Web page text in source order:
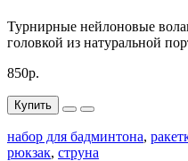
Турнирные нейлоновые
головкой из натуральной
850р.
Купить
набор для бадминтона,
рюкзак, струна